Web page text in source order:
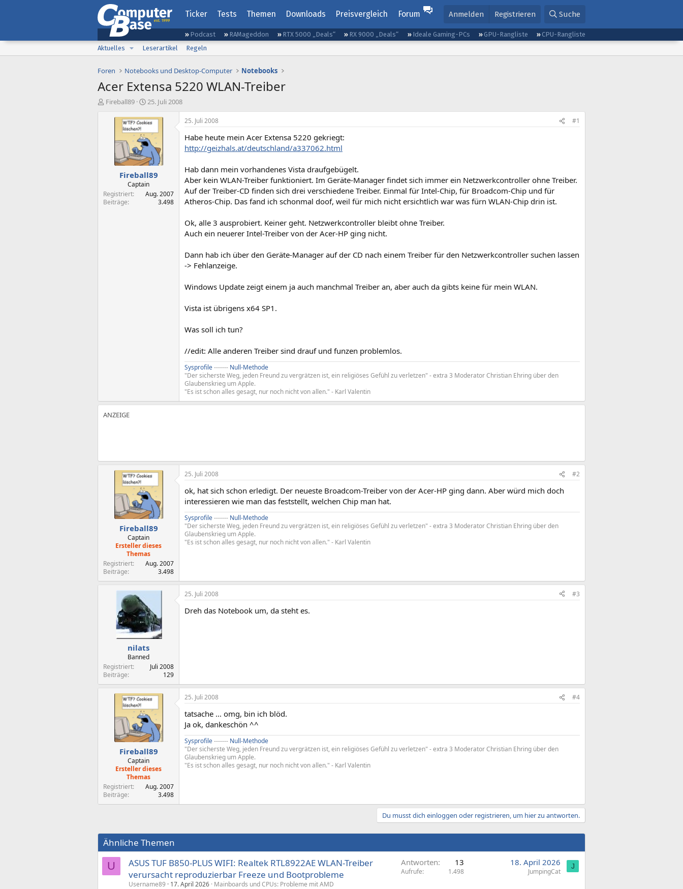
Ticker Tests Themen Downloads Preisvergleich Forum Anmelden Registrieren Suche
Podcast RAMageddon RTX 5000 „Deals“ RX 9000 „Deals“ Ideale Gaming-PCs GPU-Rangliste
CPU-Rangliste
Aktuelles
Leserartikel Regeln
Foren Notebooks und Desktop-Computer Notebooks
Acer Extensa 5220 WLAN-Treiber
E
Fireball89
E
s
e
l
l
t
a
m
25. Juli 2008
Fireball89
Captain
Registriert
Aug. 2007
Beiträge
3.498
25. Juli 2008 #1
Habe heute mein Acer Extensa 5220 gekriegt:
http://geizhals.at/deutschland/a337062.html
Hab dann mein vorhandenes Vista draufgebügelt.
Aber kein WLAN-Treiber funktioniert. Im Geräte-Manager findet sich immer ein Netzwerkcontroller ohne Treiber.
Auf der Treiber-CD finden sich drei verschiedene Treiber. Einmal für Intel-Chip, für Broadcom-Chip und für
Atheros-Chip. Das fand ich schonmal doof, weil für mich nicht ersichtlich war was fürn WLAN-Chip drin ist.
Ok, alle 3 ausprobiert. Keiner geht. Netzwerkcontroller bleibt ohne Treiber.
Auch ein neuerer Intel-Treiber von der Acer-HP ging nicht.
Dann hab ich über den Geräte-Manager auf der CD nach einem Treiber für den Netzwerkcontroller suchen lassen
-> Fehlanzeige.
Windows Update zeigt einem ja auch manchmal Treiber an, aber auch da gibts keine für mein WLAN.
Vista ist übrigens x64 SP1.
Was soll ich tun?
//edit: Alle anderen Treiber sind drauf und funzen problemlos.
Sysprofile------- Null-Methode
"Der sicherste Weg, jeden Freund zu vergrätzen ist, ein religiöses Gefühl zu verletzen" - extra 3 Moderator Christian Ehring über den
Glaubenskrieg um Apple.
"Es ist schon alles gesagt, nur noch nicht von allen." - Karl Valentin
Fireball89
Captain
Ersteller dieses
Themas
Registriert
Aug. 2007
Beiträge
3.498
25. Juli 2008 #2
ok, hat sich schon erledigt. Der neueste Broadcom-Treiber von der Acer-HP ging dann. Aber würd mich doch
interessieren wie man das feststellt, welchen Chip man hat.
Sysprofile------- Null-Methode
"Der sicherste Weg, jeden Freund zu vergrätzen ist, ein religiöses Gefühl zu verletzen" - extra 3 Moderator Christian Ehring über den
Glaubenskrieg um Apple.
"Es ist schon alles gesagt, nur noch nicht von allen." - Karl Valentin
nilats
Banned
Registriert
Juli 2008
Beiträge
129
25. Juli 2008 #3
Dreh das Notebook um, da steht es.
Fireball89
Captain
Ersteller dieses
Themas
Registriert
Aug. 2007
Beiträge
3.498
25. Juli 2008 #4
tatsache ... omg, bin ich blöd.
Ja ok, dankeschön ^^
Sysprofile------- Null-Methode
"Der sicherste Weg, jeden Freund zu vergrätzen ist, ein religiöses Gefühl zu verletzen" - extra 3 Moderator Christian Ehring über den
Glaubenskrieg um Apple.
"Es ist schon alles gesagt, nur noch nicht von allen." - Karl Valentin
Du musst dich einloggen oder registrieren, um hier zu antworten.
Ähnliche Themen
U
ASUS TUF B850-PLUS WIFI: Realtek RTL8922AE WLAN-Treiber
verursacht reproduzierbar Freeze und Bootprobleme
Username89 17. April 2026 Mainboards und CPUs: Probleme mit AMD
Antworten 13
Aufrufe 1.498
18. April 2026
JumpingCat
J